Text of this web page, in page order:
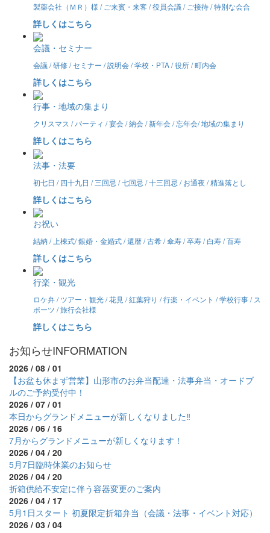
製薬会社（ＭＲ）様 / ご来賓・来客 / 役員会議 / ご接待 / 特別な会合
詳しくはこちら
会議・セミナー
会議 / 研修 / セミナー / 説明会 / 学校・PTA / 役所 / 町内会
詳しくはこちら
行事・地域の集まり
クリスマス / パーティ / 宴会 / 納会 / 新年会 / 忘年会/ 地域の集まり
詳しくはこちら
法事・法要
初七日 / 四十九日 / 三回忌 / 七回忌 / 十三回忌 / お通夜 / 精進落とし
詳しくはこちら
お祝い
結納 / 上棟式/ 銀婚・金婚式 / 還暦 / 古希 / 傘寿 / 卒寿 / 白寿 / 百寿
詳しくはこちら
行楽・観光
ロケ弁 / ツアー・観光 / 花見 / 紅葉狩り / 行楽・イベント / 学校行事 / ス
ポーツ / 旅行会社様
詳しくはこちら
お知らせINFORMATION
2026 / 08 / 01
【お盆も休まず営業】山形市のお弁当配達・法事弁当・オードブ
ルのご予約受付中！
2026 / 07 / 01
本日からグランドメニューが新しくなりました‼
2026 / 06 / 16
7月からグランドメニューが新しくなります！
2026 / 04 / 20
5月7日臨時休業のお知らせ
2026 / 04 / 20
折箱供給不安定に伴う容器変更のご案内
2026 / 04 / 17
5月1日スタート 初夏限定折箱弁当（会議・法事・イベント対応）
2026 / 03 / 04